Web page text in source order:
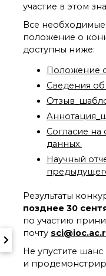
Новости института
Конференции
Новости
советов
Новые лаборатории
Институт в СМИ
Конкурсы, премии
Конкурсы вакантных
должностей
История ВХК РАН
состав
Достижения
Почтовый сервер
Внутренний сайт
участие в этом
Все
положение о
доступны ниже:
Положение
Сведения
Согласие на
данных.
Научный
Результаты
позднее 30
по участию
почту
Не упустите шанс
и